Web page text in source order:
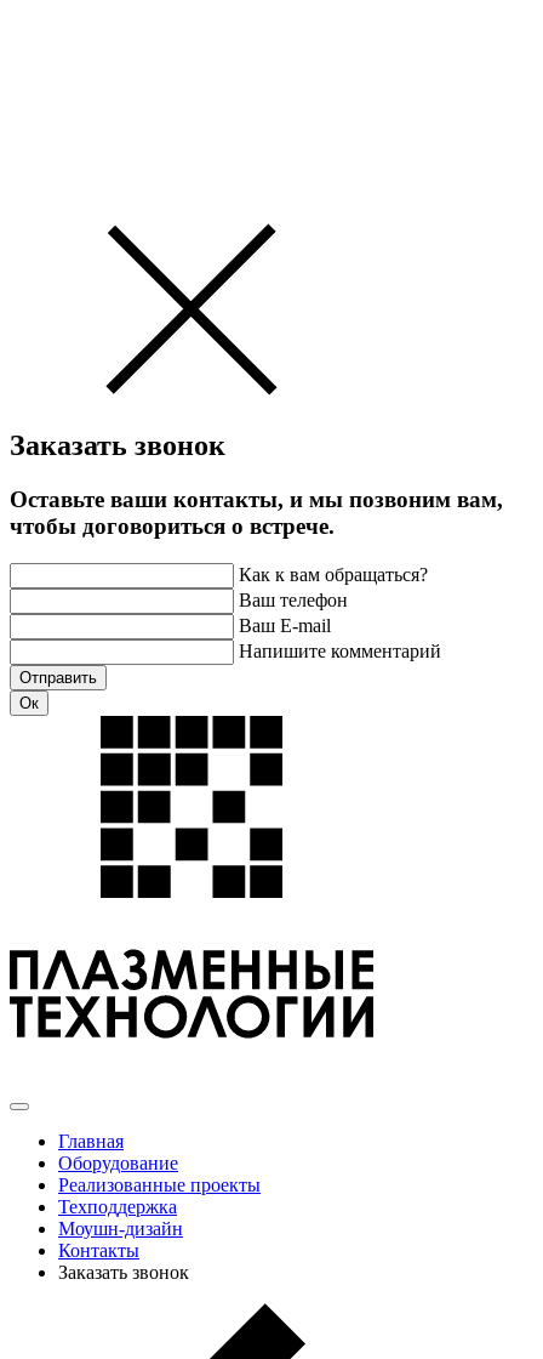
Заказать звонок
Оставьте ваши контакты, и мы позвоним вам,
чтобы договориться о встрече.
Как к вам обращаться?
Ваш телефон
Ваш E-mail
Напишите комментарий
Отправить
Ок
Главная
Оборудование
Реализованные проекты
Техподдержка
Моушн-дизайн
Контакты
Заказать звонок